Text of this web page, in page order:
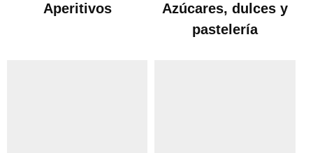
Aperitivos
Azúcares, dulces y
pastelería